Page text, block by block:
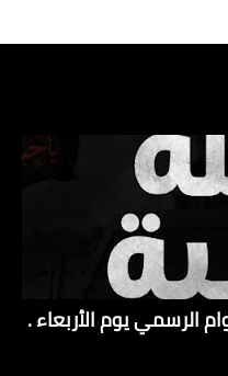
الرسمي يوم الأربعاء .